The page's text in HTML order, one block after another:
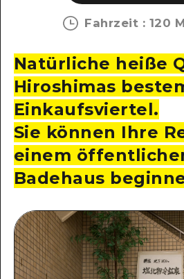
Fahrzeit : 120
Natürliche heiße
Hiroshimas
Einkaufsviertel.
Sie können Ihre
einem
Badehaus